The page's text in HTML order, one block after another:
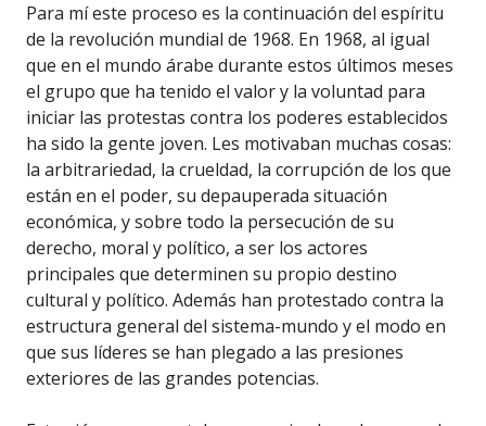
Para mí este proceso es la continuación del espíritu
de la revolución mundial de 1968. En 1968, al igual
que en el mundo árabe durante estos últimos meses
el grupo que ha tenido el valor y la voluntad para
iniciar las protestas contra los poderes establecidos
ha sido la gente joven. Les motivaban muchas cosas:
la arbitrariedad, la crueldad, la corrupción de los que
están en el poder, su depauperada situación
económica, y sobre todo la persecución de su
derecho, moral y político, a ser los actores
principales que determinen su propio destino
cultural y político. Además han protestado contra la
estructura general del sistema-mundo y el modo en
que sus líderes se han plegado a las presiones
exteriores de las grandes potencias.